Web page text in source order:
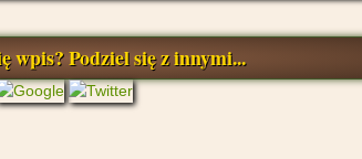
wpis? Podziel się z innymi...